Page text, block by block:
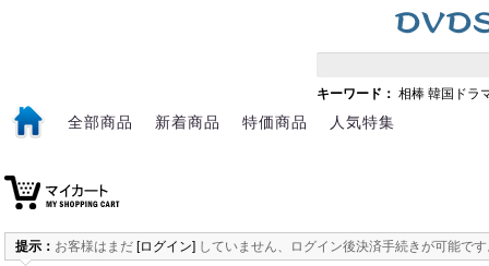
キーワード： 相棒 韓国ドラ
全部商品 新着商品 特価商品 人気特集
提示： お客様はまだ [ログイン] していません、ログイン後決済手続きが可能で